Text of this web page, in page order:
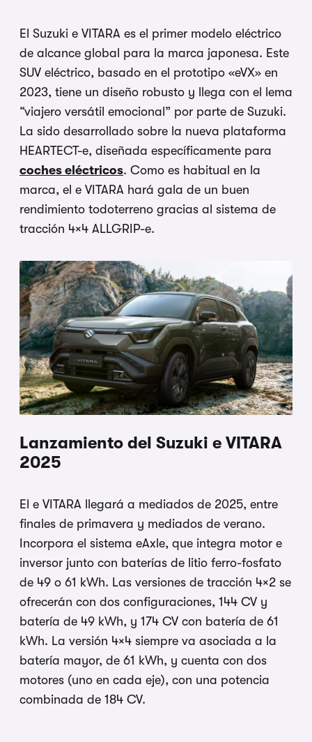
El Suzuki e VITARA es el primer modelo eléctrico
de alcance global para la marca japonesa. Este
SUV eléctrico, basado en el prototipo «eVX» en
2023, tiene un diseño robusto y llega con el lema
“viajero versátil emocional” por parte de Suzuki.
La sido desarrollado sobre la nueva plataforma
HEARTECT-e, diseñada específicamente para
coches eléctricos. Como es habitual en la
marca, el e VITARA hará gala de un buen
rendimiento todoterreno gracias al sistema de
tracción 4×4 ALLGRIP-e.
Lanzamiento del Suzuki e VITARA
2025
El e VITARA llegará a mediados de 2025, entre
finales de primavera y mediados de verano.
Incorpora el sistema eAxle, que integra motor e
inversor junto con baterías de litio ferro-fosfato
de 49 o 61 kWh. Las versiones de tracción 4×2 se
ofrecerán con dos configuraciones, 144 CV y
batería de 49 kWh, y 174 CV con batería de 61
kWh. La versión 4×4 siempre va asociada a la
batería mayor, de 61 kWh, y cuenta con dos
motores (uno en cada eje), con una potencia
combinada de 184 CV.